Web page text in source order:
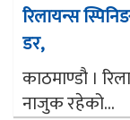
रिलायन्स
डर,
काठमाण्डौ ।
नाजुक रहेको...